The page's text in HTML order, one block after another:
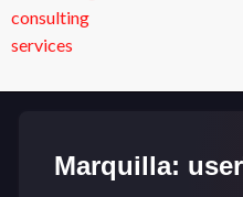
Marquilla: